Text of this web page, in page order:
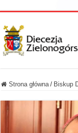
Strona główna / Biskup